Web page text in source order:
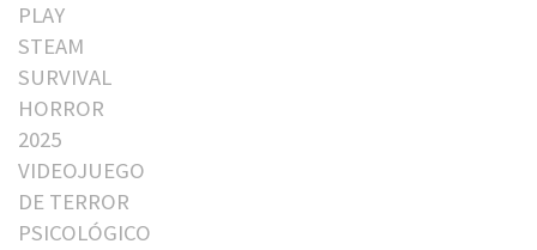
PLAY
STEAM
SURVIVAL
HORROR
2025
VIDEOJUEGO
DE TERROR
PSICOLÓGICO